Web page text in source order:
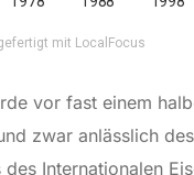
vor fast einem
zwar anlässlich
Internationalen